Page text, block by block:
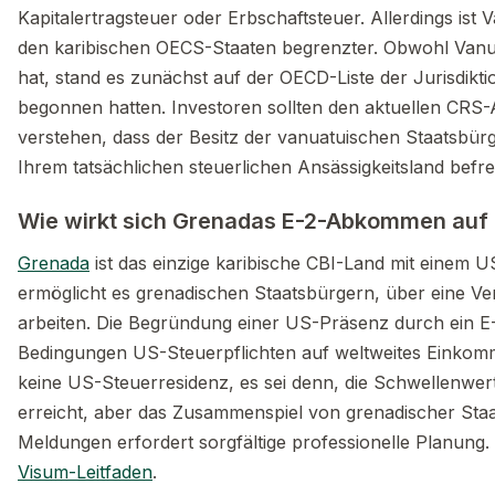
Kapitalertragsteuer oder Erbschaftsteuer. Allerdings ist
den karibischen OECS-Staaten begrenzter. Obwohl
hat, stand es zunächst auf der OECD-Liste der
begonnen hatten. Investoren sollten den aktuellen
verstehen, dass der Besitz der vanuatuischen
Ihrem tatsächlichen steuerlichen Ansässigkeitsland
Wie wirkt sich Grenadas E-2-Abkommen
Grenada ist das einzige karibische CBI-Land mit einem
ermöglicht es grenadischen Staatsbürgern, über eine
arbeiten. Die Begründung einer US-Präsenz durch ein
Bedingungen US-Steuerpflichten auf weltweites
keine US-Steuerresidenz, es sei denn, die
erreicht, aber das Zusammenspiel von grenadischer
Meldungen erfordert sorgfältige professionelle
Visum-Leitfaden.